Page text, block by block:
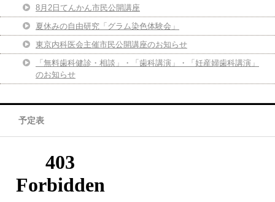
8月2日てんかん市民公開講座
夏休みの自由研究「グラム染色体験会」
東京内科医会主催市民公開講座のお知らせ
「無料歯科健診・相談」・「歯科講演」・「妊産婦歯科講演」
のお知らせ
予定表